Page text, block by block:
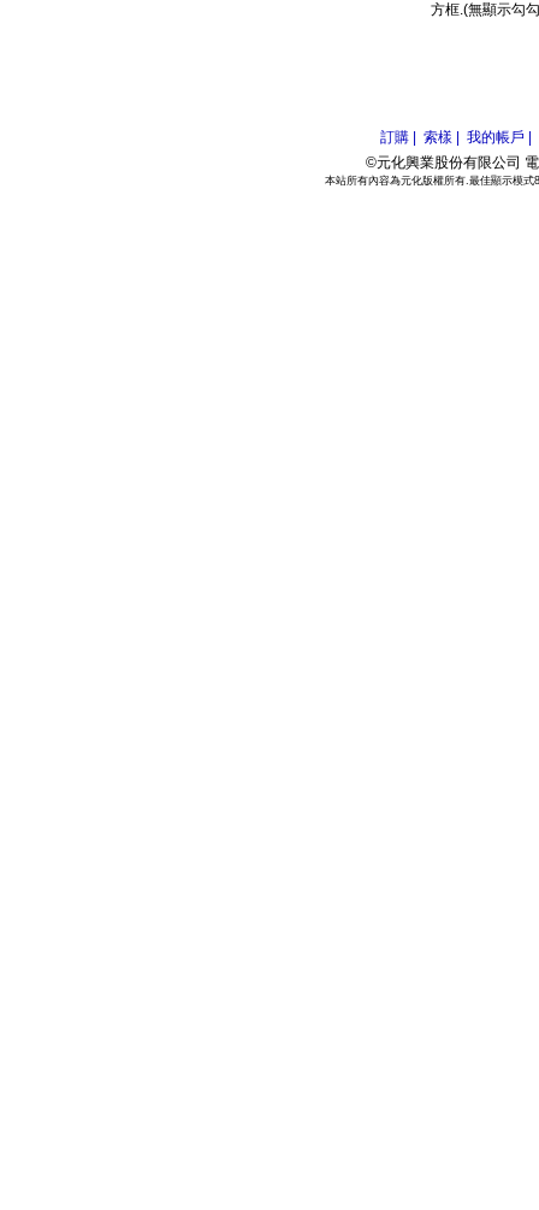
方框.(無顯示勾
訂購 | 索樣 |
我的帳戶 |
©元化興業股份有限公司
本站所有內容為元化版權所有.最佳顯示模